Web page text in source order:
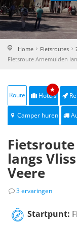
Home Fietsroutes
Fietsroute Arnemuiden
Route Hotels
★
Camper huren
langs
Veere
3 ervaringen
Startpunt: